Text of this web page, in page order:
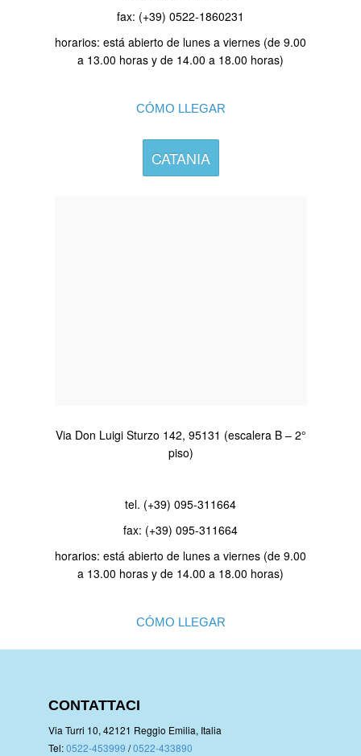
fax: (+39) 0522-1860231
horarios: está abierto de lunes a viernes (de 9.00
a 13.00 horas y de 14.00 a 18.00 horas)
CÓMO LLEGAR
CATANIA
Via Don Luigi Sturzo 142, 95131 (escalera B – 2°
piso)
tel. (+39) 095-311664
fax: (+39) 095-311664
horarios: está abierto de lunes a viernes (de 9.00
a 13.00 horas y de 14.00 a 18.00 horas)
CÓMO LLEGAR
CONTATTACI
Via Turri 10, 42121 Reggio Emilia, Italia
Tel:0522-453999 /0522-433890